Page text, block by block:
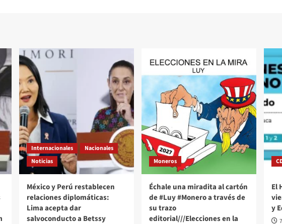
Internacionales
Nacionales
Noticias
México y Perú restablecen
relaciones diplomáticas:
Lima acepta dar
salvoconducto a Betssy
Moneros
Échale una miradita al cartón
de #Luy #Monero a través de
su trazo
editorial///Elecciones en la
El
y